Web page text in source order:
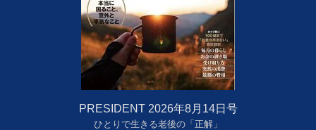
PRESIDENT 2026年8月14日号
ひとりで生きる老後の「正解」